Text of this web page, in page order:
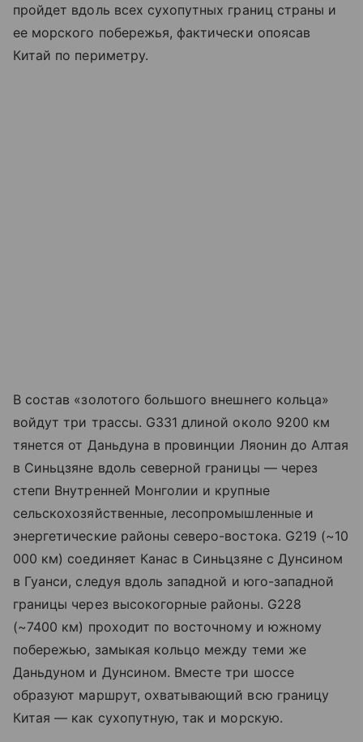
пройдет вдоль всех сухопутных границ страны и
ее морского побережья, фактически опоясав
Китай по периметру.
В состав «золотого большого внешнего кольца»
войдут три трассы. G331 длиной около 9200 км
тянется от Даньдуна в провинции Ляонин до Алтая
в Синьцзяне вдоль северной границы — через
степи Внутренней Монголии и крупные
сельскохозяйственные, лесопромышленные и
энергетические районы северо-востока. G219 (~10
000 км) соединяет Канас в Синьцзяне с Дунсином
в Гуанси, следуя вдоль западной и юго-западной
границы через высокогорные районы. G228
(~7400 км) проходит по восточному и южному
побережью, замыкая кольцо между теми же
Даньдуном и Дунсином. Вместе три шоссе
образуют маршрут, охватывающий всю границу
Китая — как сухопутную, так и морскую.